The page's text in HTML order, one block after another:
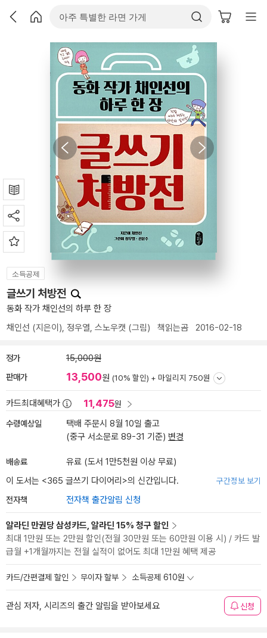
소득공제
글쓰기 처방전
동화 작가 채인선의 하루 한 장
채인선 (지은이), 정우열, 스노우캣 (그림) 책읽는곰 2016-02-18
정가 15,000원
판매가 13,500원 (10% 할인) + 마일리지 750원
카드최대혜택가 11,475원
수령예상일
택배 주문시 8월 10일 출고
(중구 서소문로 89-31 기준) 변경
배송료
유료 (도서 1만5천원 이상 무료)
이 도서는 <365 글쓰기 다이어리 >의 신간입니다. 구간정보 보기
전자책 전자책 출간알림 신청
알라딘 만권당 삼성카드, 알라딘 15% 청구 할인
최대 1만원 또는 2만원 할인(전월 30만원 또는 60만원 이용 시) / 카드 발
급월 +1개월까지는 전월 실적이 없어도 최대 1만원 혜택 제공
카드/간편결제 할인 무이자 할부 소득공제 610원
관심 저자, 시리즈의 출간 알림을 받아보세요 신청